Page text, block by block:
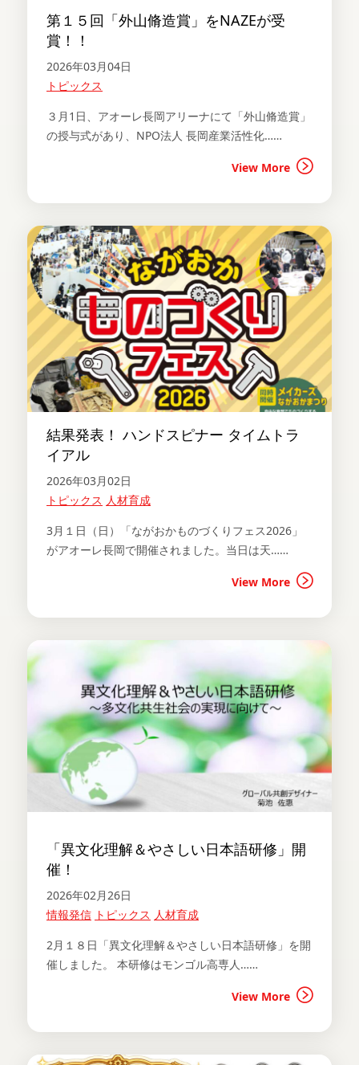
第１５回「外山脩造賞」をNAZEが受
賞！！
2026年03月04日
トピックス
３月1日、アオーレ長岡アリーナにて「外山脩造賞」
の授与式があり、NPO法人 長岡産業活性化……
View More
結果発表！ ハンドスピナー タイムトラ
イアル
2026年03月02日
トピックス 人材育成
3月１日（日）「ながおかものづくりフェス2026」
がアオーレ長岡で開催されました。当日は天……
View More
「異文化理解＆やさしい日本語研修」開
催！
2026年02月26日
情報発信 トピックス 人材育成
2月１８日「異文化理解＆やさしい日本語研修」を開
催しました。 本研修はモンゴル高専人……
View More